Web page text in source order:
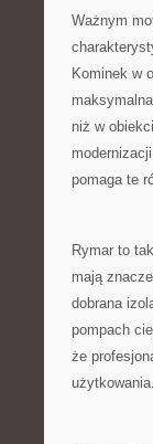
Ważnym
Kominek w
niż w
pomaga te
Rymar to
mają
dobrana
pompach
że
użytkowania.